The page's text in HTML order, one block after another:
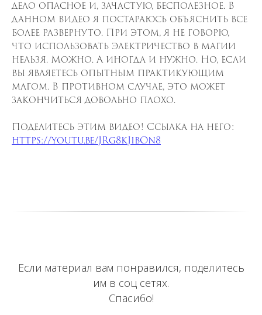
дело опасное и, зачастую, бесполезное. В
данном видео я постараюсь объяснить все
более развернуто. При этом, я не говорю,
что использовать электричество в магии
нельзя. Можно. А иногда и нужно. Но, если
вы являетесь опытным практикующим
магом. В противном случае, это может
закончиться довольно плохо.
Поделитесь этим видео! Ссылка на него:
https://youtu.be/JRg8kJibOn8
Если материал вам понравился, поделитесь
им в соц сетях.
Спасибо!